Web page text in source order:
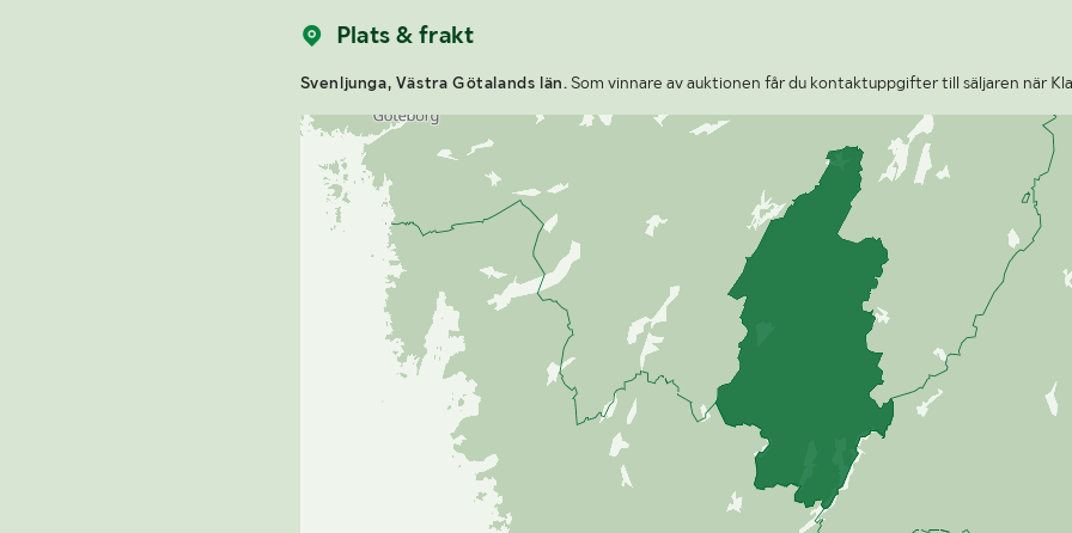
Plats & frakt
Svenljunga, Västra Götalands län.Som vinnare av auktionen får du kontaktuppgifter till säljaren när